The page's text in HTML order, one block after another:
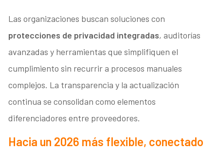
Las organizaciones buscan soluciones con
protecciones de privacidad integradas, auditorías
avanzadas y herramientas que simplifiquen el
cumplimiento sin recurrir a procesos manuales
complejos. La transparencia y la actualización
continua se consolidan como elementos
diferenciadores entre proveedores.
Hacia un 2026 más flexible, conectado